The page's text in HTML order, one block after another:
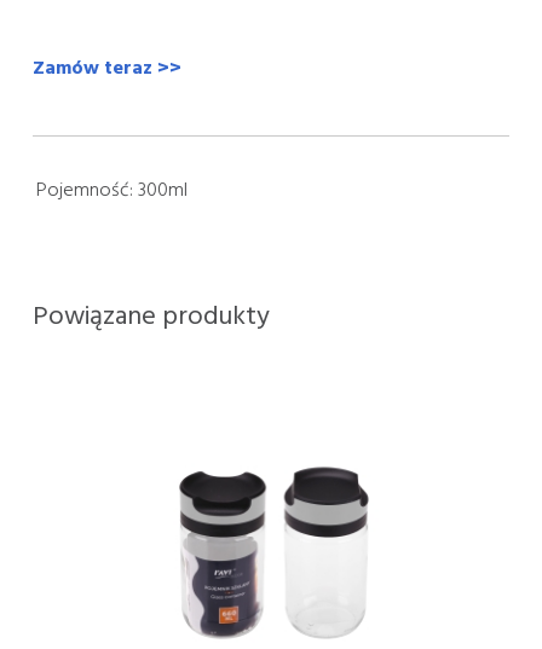
Zamów teraz >>
Pojemność: 300ml
Powiązane produkty